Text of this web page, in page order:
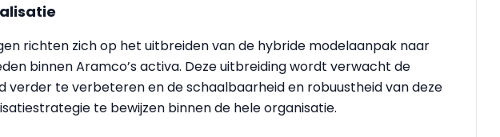
richten zich op het uitbreiden van de hybride modelaanpak naar
binnen Aramco’s activa. Deze uitbreiding wordt verwacht de
verder te verbeteren en de schaalbaarheid en robuustheid van deze
te bewijzen binnen de hele organisatie.